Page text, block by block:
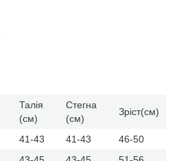
Талія
(см)
Стегна
(см)
Зріст(см)
41-43 41-43
46-50